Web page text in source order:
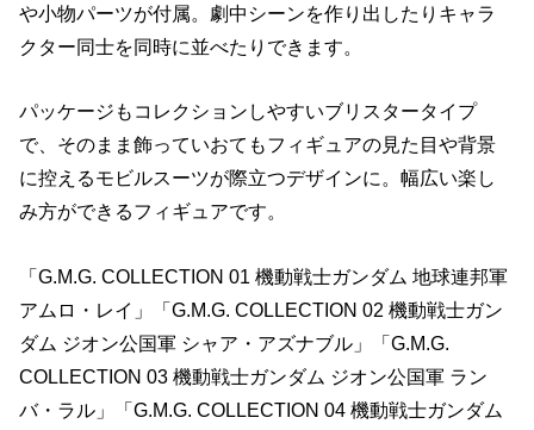
や小物パーツが付属。劇中シーンを作り出したりキャラ
クター同士を同時に並べたりできます。
パッケージもコレクションしやすいブリスタータイプ
で、そのまま飾っていおてもフィギュアの見た目や背景
に控えるモビルスーツが際立つデザインに。幅広い楽し
み方ができるフィギュアです。
「G.M.G. COLLECTION 01 機動戦士ガンダム 地球連邦軍
アムロ・レイ」「G.M.G. COLLECTION 02 機動戦士ガン
ダム ジオン公国軍 シャア・アズナブル」「G.M.G.
COLLECTION 03 機動戦士ガンダム ジオン公国軍 ラン
バ・ラル」「G.M.G. COLLECTION 04 機動戦士ガンダム